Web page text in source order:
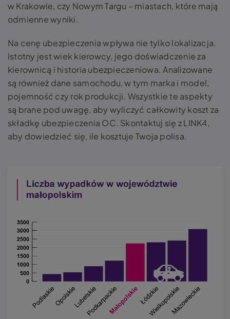
w Krakowie, czy Nowym Targu – miastach, które mają
odmienne wyniki.
Na cenę ubezpieczenia wpływa nie tylko lokalizacja.
Istotny jest wiek kierowcy, jego doświadczenie za
kierownicą i historia ubezpieczeniowa. Analizowane
są również dane samochodu, w tym marka i model,
pojemność czy rok produkcji. Wszystkie te aspekty
są brane pod uwagę, aby wyliczyć całkowity koszt za
składkę ubezpieczenia OC. Skontaktuj się z LINK4,
aby dowiedzieć się, ile kosztuje Twoja polisa.